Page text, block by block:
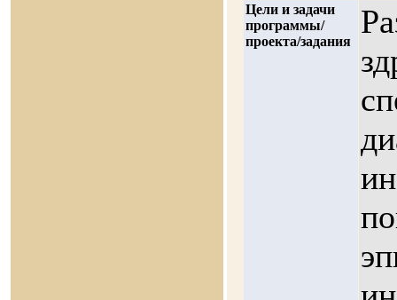
Цели и задачи
программы/
проекта/задания